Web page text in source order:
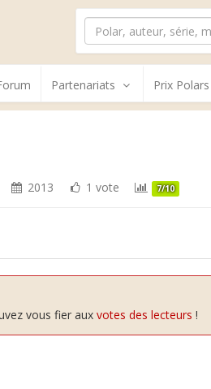
Partenariats Prix
2013 1 vote 7/10
vous fier aux votes des lecteurs !